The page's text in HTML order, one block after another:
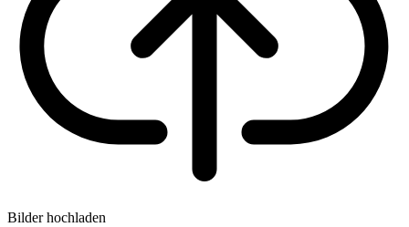
Bilder hochladen